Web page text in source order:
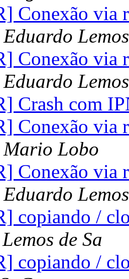
Conexão via
Eduardo
Conexão via
Eduardo
Crash com
Conexão via
Mario Lobo
Conexão via
Eduardo
copiando /
de Sa
copiando /